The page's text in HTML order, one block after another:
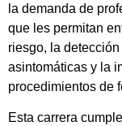
la demanda de
que les permitan
riesgo, la
asintomáticas y la
procedimientos de
Esta carrera